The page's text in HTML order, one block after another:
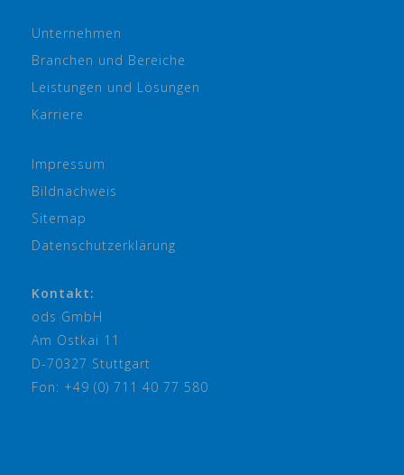
Unternehmen
Branchen und Bereiche
Leistungen und Lösungen
Karriere
Impressum
Bildnachweis
Sitemap
Datenschutzerklärung
Kontakt:
ods GmbH
Am Ostkai 11
D-70327 Stuttgart
Fon: +49 (0) 711 40 77 580